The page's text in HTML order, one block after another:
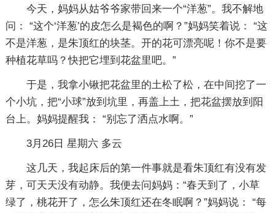
今天，妈妈从姑爷爷家带回来一个“洋葱”。我不解地
问： “这个‘洋葱’的皮怎么是褐色的啊？”妈妈笑着说： “这
不是洋葱，是朱顶红的块茎。开的花可漂亮呢！你不是要
种植花草吗？快把它埋到花盆里吧。”
于是，我拿小锹把花盆里的土松了松，在中间挖了一
个小坑，把“小球”放到坑里，再盖上土，把花盆摆放到阳
台上。妈妈提醒我： “别忘了洒点水啊。”
3月26日 星期六 多云
这几天，我起床后的第一件事就是看朱顶红有没有发
芽，可天天没有动静。我便去问妈妈：“春天到了，小草
绿了，桃花开了，怎么朱顶红还在冬眠啊？”妈妈说： “每